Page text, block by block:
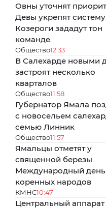
Овны уточнят
Девы укрепят
Козероги зададут тон
команде
Общество12:33
В Салехарде новыми
застроят несколько
кварталов
Общество11:58
Губернатор Ямала
с новосельем
семью Линник
Общество11:57
Ямальцы отметят у
священной березы
Международный день
коренных народов
КМНС10:47
Центральный